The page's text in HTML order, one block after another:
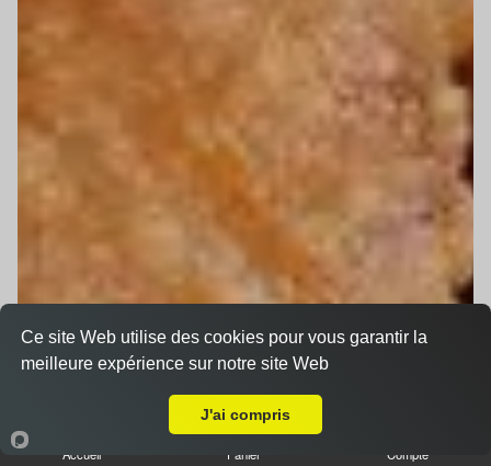
Tex Mex
Accueil Panier Compte
Ce site Web utilise des cookies pour vous garantir la
meilleure expérience sur notre site Web
J'ai compris